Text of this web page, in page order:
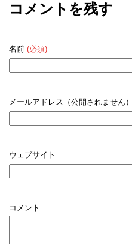
コメントを残す
名前 (必須)
メールアドレス（公開されません）
ウェブサイト
コメント